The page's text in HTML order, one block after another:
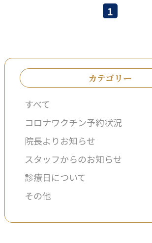
1
カテゴリー
すべて
コロナワクチン予約状況
院長よりお知らせ
スタッフからのお知らせ
診療日について
その他